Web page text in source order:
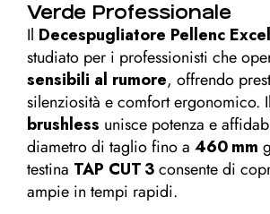
Verde Professionale
Il Decespugliatore Pellenc
studiato per i professionisti che
sensibili al rumore, offrendo
silenziosità e comfort ergonomico.
brushless unisce potenza e
diametro di taglio fino a 460 mm
testina TAP CUT 3consente di
ampie in tempi rapidi.